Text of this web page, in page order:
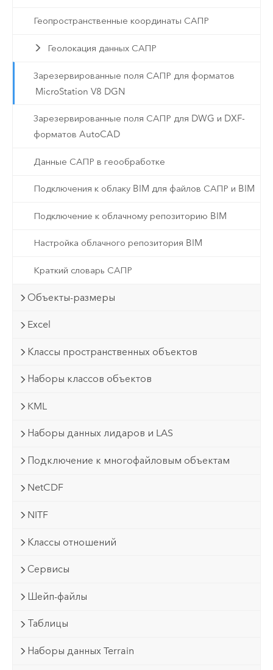
Геопространственные координаты САПР
Геолокация данных САПР
Зарезервированные поля САПР для форматов
MicroStation V8 DGN
Зарезервированные поля САПР для DWG и DXF-
форматов AutoCAD
Данные САПР в геообработке
Подключения к облаку BIM для файлов САПР и BIM
Подключение к облачному репозиторию BIM
Настройка облачного репозитория BIM
Краткий словарь САПР
Объекты-размеры
Excel
Классы пространственных объектов
Наборы классов объектов
KML
Наборы данных лидаров и LAS
Подключение к многофайловым объектам
NetCDF
NITF
Классы отношений
Сервисы
Шейп-файлы
Таблицы
Наборы данных Terrain